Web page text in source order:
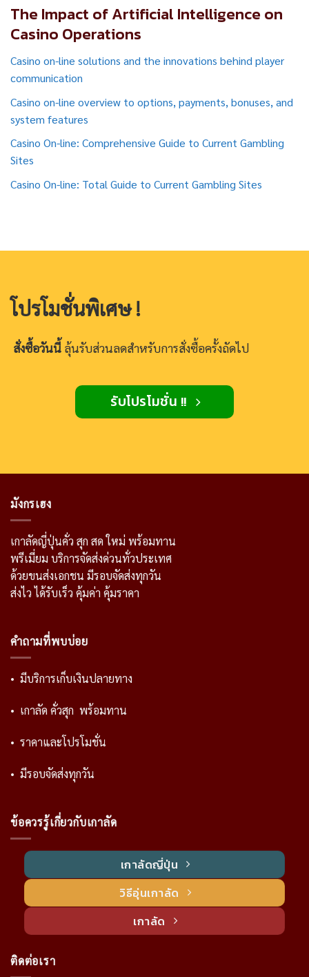
The Impact of Artificial Intelligence on
Casino Operations
Casino on-line solutions and the innovations behind player
communication
Casino on-line overview to options, payments, bonuses, and
system features
Casino On-line: Comprehensive Guide to Current Gambling
Sites
Casino On-line: Total Guide to Current Gambling Sites
โปรโมชั่นพิเศษ !
สั่งซื้อวันนี้ ลุ้นรับส่วนลดสำหรับการสั่งซื้อครั้งถัดไป
รับโปรโมชั่น !!
มังกรเฮง
เกาลัดญี่ปุ่นคั่ว สุก สด ใหม่ พร้อมทาน
พรีเมี่ยม บริการจัดส่งด่วนทั่วประเทศ
ด้วยขนส่งเอกชน มีรอบจัดส่งทุกวัน
ส่งไว ได้รับเร็ว คุ้มค่า คุ้มราคา
คำถามที่พบบ่อย
• มีบริการเก็บเงินปลายทาง
• เกาลัด คั่วสุก พร้อมทาน
• ราคาและโปรโมชั่น
• มีรอบจัดส่งทุกวัน
ข้อควรรู้เกี่ยวกับเกาลัด
เกาลัดญี่ปุ่น
วิธีอุ่นเกาลัด
เกาลัด
ติดต่อเรา